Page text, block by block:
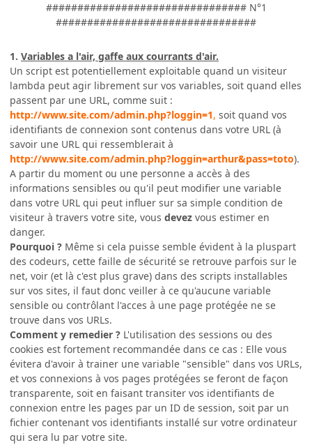
################################ N°1
################################
1. Variables a l'air, gaffe aux courrants d'air.
Un script est potentiellement exploitable quand un visiteur
lambda peut agir librement sur vos variables, soit quand elles
passent par une URL, comme suit :
http://www.site.com/admin.php?loggin=1, soit quand vos
identifiants de connexion sont contenus dans votre URL (à
savoir une URL qui ressemblerait à
http://www.site.com/admin.php?loggin=arthur&pass=toto).
A partir du moment ou une personne a accès à des
informations sensibles ou qu'il peut modifier une variable
dans votre URL qui peut influer sur sa simple condition de
visiteur à travers votre site, vous devez vous estimer en
danger.
Pourquoi ? Même si cela puisse semble évident à la pluspart
des codeurs, cette faille de sécurité se retrouve parfois sur le
net, voir (et là c'est plus grave) dans des scripts installables
sur vos sites, il faut donc veiller à ce qu'aucune variable
sensible ou contrôlant l'acces à une page protégée ne se
trouve dans vos URLs.
Comment y remedier ? L'utilisation des sessions ou des
cookies est fortement recommandée dans ce cas : Elle vous
évitera d'avoir à trainer une variable "sensible" dans vos URLs,
et vos connexions à vos pages protégées se feront de façon
transparente, soit en faisant transiter vos identifiants de
connexion entre les pages par un ID de session, soit par un
fichier contenant vos identifiants installé sur votre ordinateur
qui sera lu par votre site.